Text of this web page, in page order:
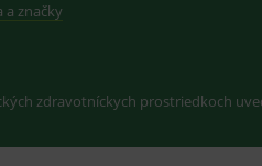
a značky
zdravotníckych prostriedkoch